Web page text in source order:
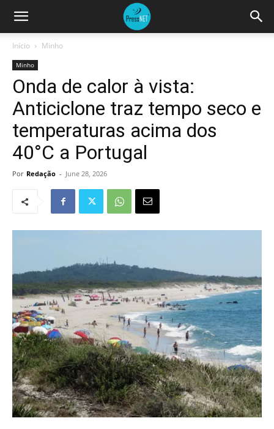
Início Minho
Minho
Onda de calor à vista:
Anticiclone traz tempo seco e
temperaturas acima dos
40°C a Portugal
Por Redação - June 28, 2026